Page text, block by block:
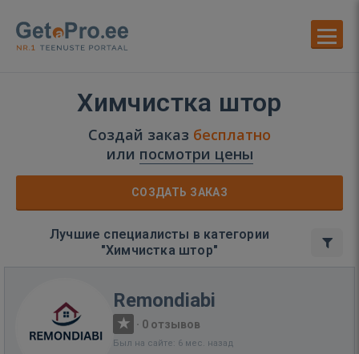
Химчистка штор
Создай заказ бесплатно
или посмотри цены
СОЗДАТЬ ЗАКАЗ
Лучшие специалисты в категории
"Химчистка штор"
Remondiabi
· 0 отзывов
Был на сайте: 6 мес. назад